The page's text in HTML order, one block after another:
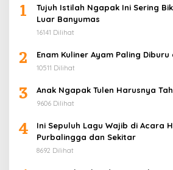
1
Tujuh Istilah Ngapak Ini Sering
Luar Banyumas
16141 Dilihat
2 Enam Kuliner Ayam Paling
10511 Dilihat
3 Anak Ngapak Tulen Harusnya
9606 Dilihat
4
Ini Sepuluh Lagu Wajib di Acara
Purbalingga dan Sekitar
8692 Dilihat